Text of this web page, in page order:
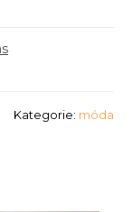
Kategorie: móda